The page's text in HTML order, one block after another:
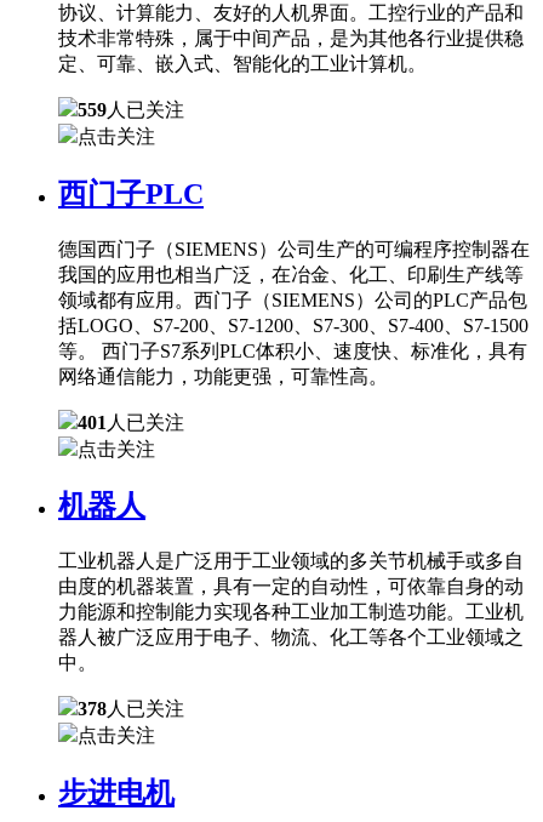
协议、计算能力、友好的人机界面。工控行业的产品和
技术非常特殊，属于中间产品，是为其他各行业提供稳
定、可靠、嵌入式、智能化的工业计算机。
559人已关注
点击关注
西门子PLC
德国西门子（SIEMENS）公司生产的可编程序控制器在
我国的应用也相当广泛，在冶金、化工、印刷生产线等
领域都有应用。西门子（SIEMENS）公司的PLC产品包
括LOGO、S7-200、S7-1200、S7-300、S7-400、S7-1500
等。 西门子S7系列PLC体积小、速度快、标准化，具有
网络通信能力，功能更强，可靠性高。
401 人已关注
点击关注
机器人
工业机器人是广泛用于工业领域的多关节机械手或多自
由度的机器装置，具有一定的自动性，可依靠自身的动
力能源和控制能力实现各种工业加工制造功能。工业机
器人被广泛应用于电子、物流、化工等各个工业领域之
中。
378人已关注
点击关注
步进电机